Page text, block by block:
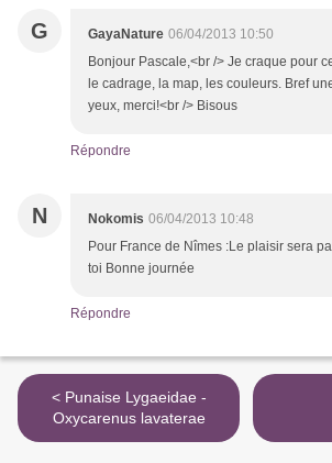
G GayaNature 06/04/2013 10:50
Bonjour Pascale,<br /> Je craque pour
le cadrage, la map, les couleurs. Bref
yeux, merci!<br /> Bisous
Répondre
N Nokomis 06/04/2013 10:48
Pour France de Nîmes :Le plaisir sera
toi Bonne journée
Répondre
< Punaise Lygaeidae -
Oxycarenus lavaterae